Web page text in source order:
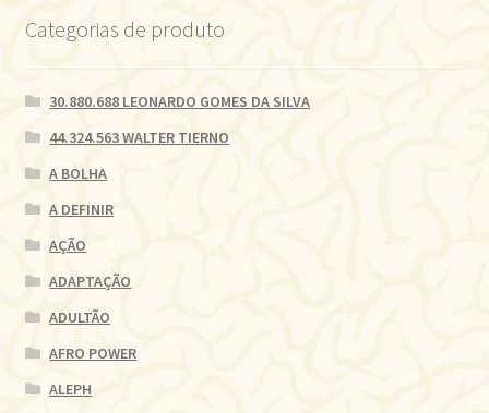
Categorias de produto
30.880.688 LEONARDO GOMES DA SILVA
44.324.563 WALTER TIERNO
A BOLHA
A DEFINIR
AÇÃO
ADAPTAÇÃO
ADULTÃO
AFRO POWER
ALEPH